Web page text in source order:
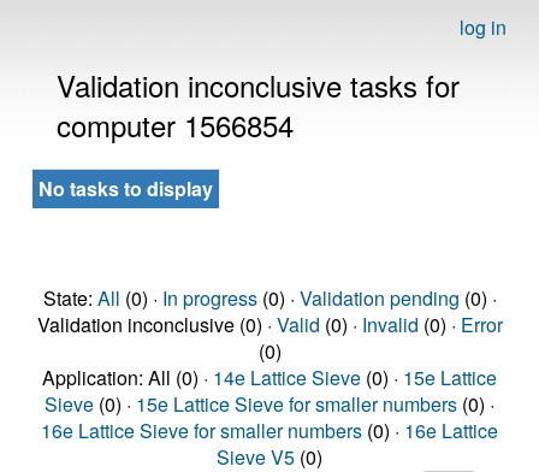
log in
Validation inconclusive tasks for
computer 1566854
No tasks to display
State: All (0) · In progress(0) · Validation pending (0) ·
Validation inconclusive (0) · Valid (0) · Invalid (0) · Error
(0)
Application: All (0) · 14e Lattice Sieve (0) · 15e Lattice
Sieve (0) · 15e Lattice Sieve for smaller numbers (0) ·
16e Lattice Sieve for smaller numbers (0) · 16e Lattice
Sieve V5 (0)